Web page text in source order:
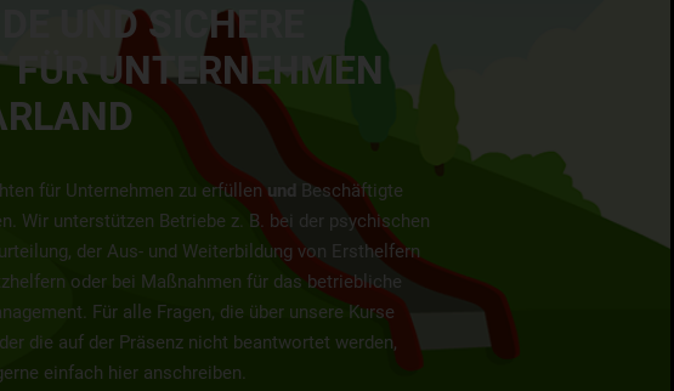
UND SICHERE
FÜR UNTERNEHMEN
für Unternehmen zu erfüllen und
Beschäftigte
Wir unterstützen Betriebe z. B. bei der psychischen
der Aus- und Weiterbildung von Ersthelfern
oder bei Maßnahmen für das betriebliche
Für alle Fragen, die über unsere Kurse
die auf der Präsenz nicht beantwortet werden,
einfach hier anschreiben.